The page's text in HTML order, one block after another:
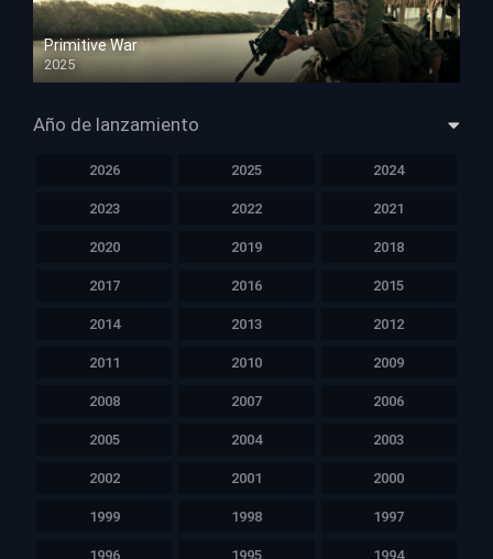
Primitive War
2025
HD 1080p
Año de lanzamiento
2026 2025 2024
2023 2022 2021
2020 2019 2018
2017 2016 2015
2014 2013 2012
2011 2010 2009
2008 2007 2006
2005 2004 2003
2002 2001 2000
1999 1998 1997
1996 1995 1994